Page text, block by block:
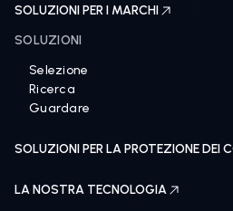
SOLUZIONI PER I MARCHI
SOLUZIONI
Selezione
Ricerca
Guardare
SOLUZIONI PER LA PROTEZIONE DEI
LA NOSTRA TECNOLOGIA